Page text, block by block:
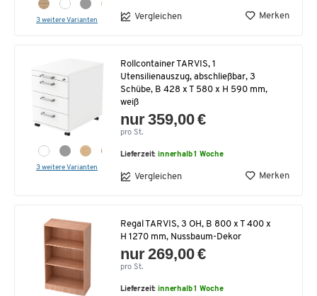
3 weitere Varianten Vergleichen Merken
3 weitere Varianten
Rollcontainer TARVIS, 1
Utensilienauszug, abschließbar, 3
Schübe, B 428 x T 580 x H 590 mm,
weiß
nur 359,00 €
pro St.
Lieferzeit:innerhalb 1 Woche
Vergleichen Merken
Regal TARVIS, 3 OH, B 800 x T 400 x
H 1270 mm, Nussbaum-Dekor
nur 269,00 €
pro St.
Lieferzeit:innerhalb 1 Woche